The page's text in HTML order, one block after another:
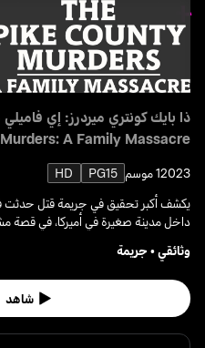
ذا بايك كونتري ميردرز: إي فاميلي
A Family Massacre
20231 موسم PG15
HD
يكشف أكبر تحقيق في جريمة قتل حدثت
داخل مدينة صغيرة في أميركا، في قصة
وثائقي• جريمة
شاهد